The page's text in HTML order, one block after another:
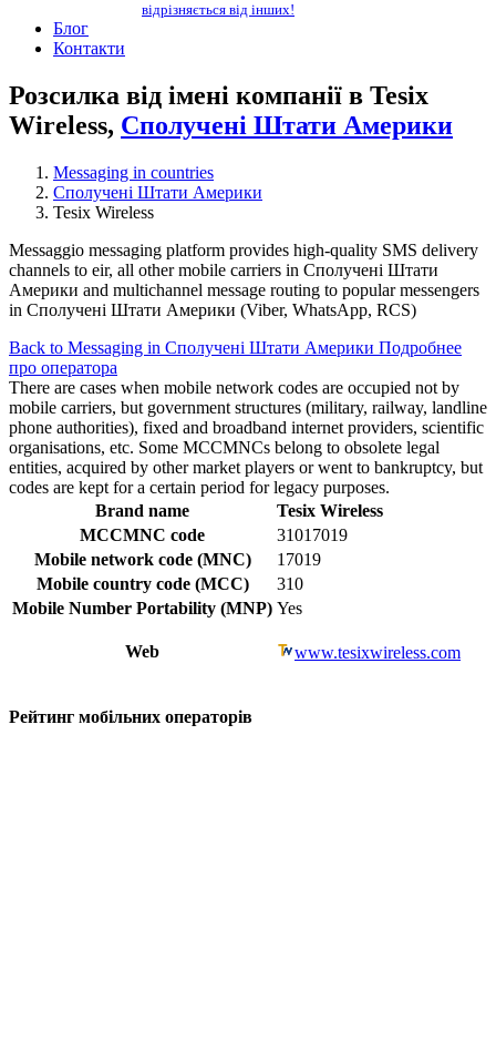
відрізняється від інших!
Блог
Контакти
Розсилка від імені компанії в Tesix
Wireless, Сполучені Штати Америки
Messaging in countries
Сполучені Штати Америки
Tesix Wireless
Messaggio messaging platform provides high-quality SMS delivery
channels to eir, all other mobile carriers in Сполучені Штати
Америки and multichannel message routing to popular messengers
in Сполучені Штати Америки (Viber, WhatsApp, RCS)
Back to Messaging in Сполучені Штати Америки Подробнее
про оператора
There are cases when mobile network codes are occupied not by
mobile carriers, but government structures (military, railway, landline
phone authorities), fixed and broadband internet providers, scientific
organisations, etc. Some MCCMNCs belong to obsolete legal
entities, acquired by other market players or went to bankruptcy, but
codes are kept for a certain period for legacy purposes.
Brand name
Tesix Wireless
MCCMNC code
31017019
Mobile network code (MNC)
17019
Mobile country code (MCC)
310
Mobile Number Portability (MNP) Yes
Web www.tesixwireless.com
Рейтинг мобільних операторів